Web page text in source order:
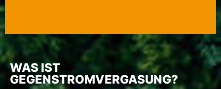
WAS IST
GEGENSTROMVERGASUNG?